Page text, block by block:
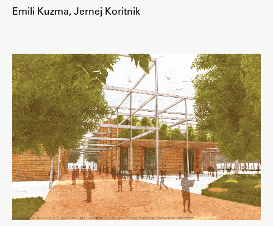
Emili Kuzma, Jernej Koritnik